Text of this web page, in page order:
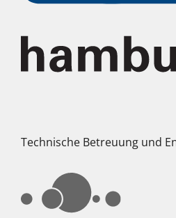
Technische Betreuung und